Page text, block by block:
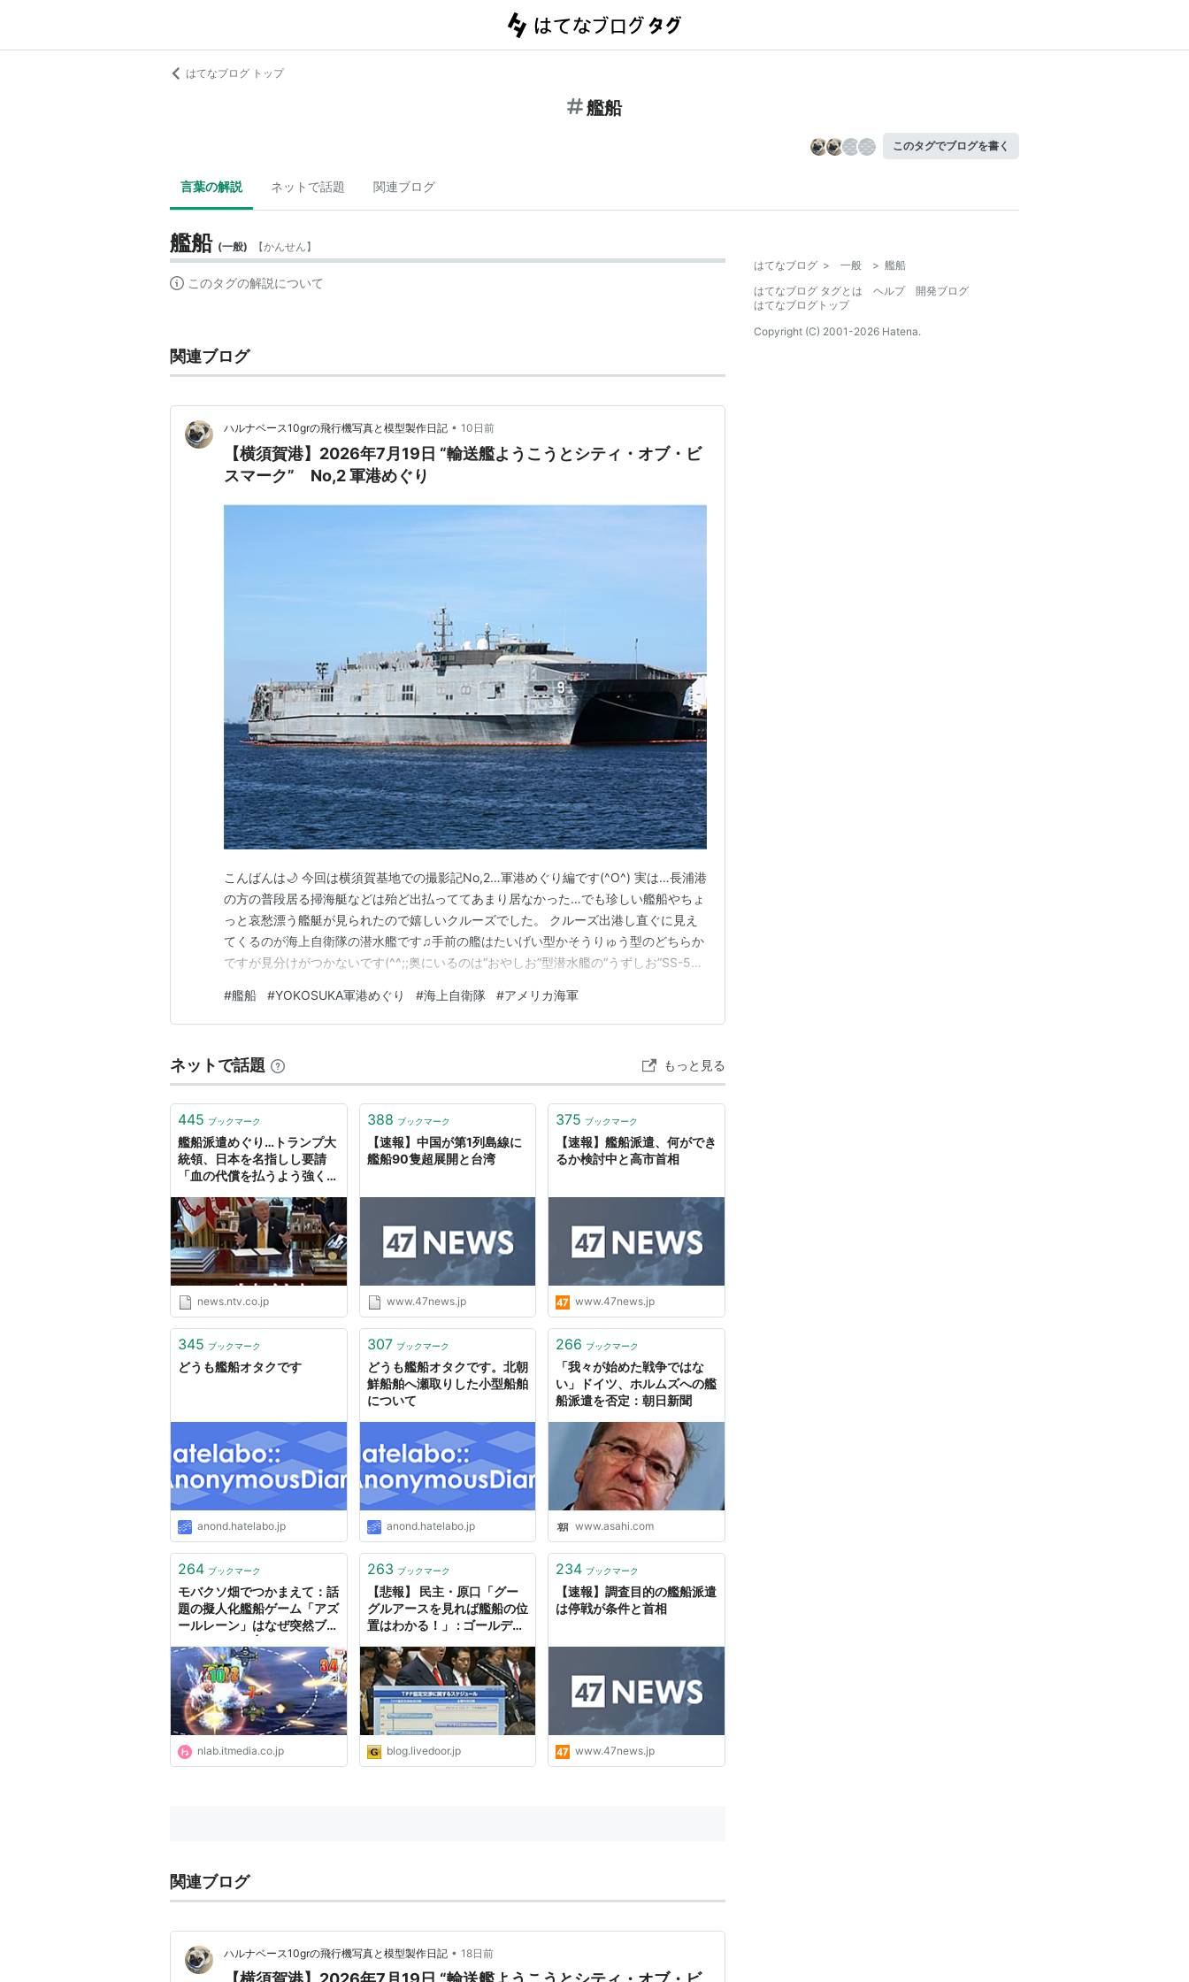
はてなブログ トップ
艦船
このタグでブログを書く
言葉の解説 ネットで話題 関連ブログ
艦船 (一般) 【かんせん】
このタグの解説について
関連ブログ
ハルナベース10grの飛行機写真と模型製作日記 • 10日前
【横須賀港】2026年7月19日 “輸送艦ようこうとシティ・オブ・ビ
スマーク” No,2 軍港めぐり
こんばんは🌙 今回は横須賀基地での撮影記No,2…軍港めぐり編です(^O^) 実は…長浦港
の方の普段居る掃海艇などは殆ど出払っててあまり居なかった…でも珍しい艦船やちょ
っと哀愁漂う艦艇が見られたので嬉しいクルーズでした。 クルーズ出港し直ぐに見え
てくるのが海上自衛隊の潜水艦です♫手前の艦はたいげい型かそうりゅう型のどちらか
ですが見分けがつかないです(^^;;奥にいるのは“おやしお”型潜水艦の“うずしお”SS-592
吃水がだいぶ上がっています。 アメリカ海軍 太平洋艦隊 第7艦隊 第70任務部隊アーレ
イ・バーク級 フラ…
#艦船 #YOKOSUKA軍港めぐり #海上自衛隊 #アメリカ海軍
ネットで話題 もっと見る
445 ブックマーク
艦船派遣めぐり…トランプ大
統領、日本を名指しし要請
「血の代償を払うよう強く促
載）｜日テレNEWS NNN
news.ntv.co.jp
388 ブックマーク
【速報】中国が第1列島線に
艦船90隻超展開と台湾
www.47news.jp
375 ブックマーク
【速報】艦船派遣、何ができ
るか検討中と高市首相
www.47news.jp
345 ブックマーク
どうも艦船オタクです
anond.hatelabo.jp
307 ブックマーク
どうも艦船オタクです。北朝
鮮船舶へ瀬取りした小型船舶
について
anond.hatelabo.jp
266 ブックマーク
「我々が始めた戦争ではな
い」ドイツ、ホルムズへの艦
船派遣を否定：朝日新聞
www.asahi.com
264 ブックマーク
モバクソ畑でつかまえて：話
題の擬人化艦船ゲーム「アズ
ールレーン」はなぜ突然ブレ
nlab.itmedia.co.jp
263 ブックマーク
【悲報】 民主・原口「グー
グルアースを見れば艦船の位
置はわかる！」 : ゴールデン
blog.livedoor.jp
234 ブックマーク
【速報】調査目的の艦船派遣
は停戦が条件と首相
www.47news.jp
関連ブログ
ハルナベース10grの飛行機写真と模型製作日記 • 18日前
はてなブログ > 一般 > 艦船
はてなブログ タグとは
ヘルプ
開発ブログ
はてなブログトップ
Copyright (C) 2001-2026 Hatena.